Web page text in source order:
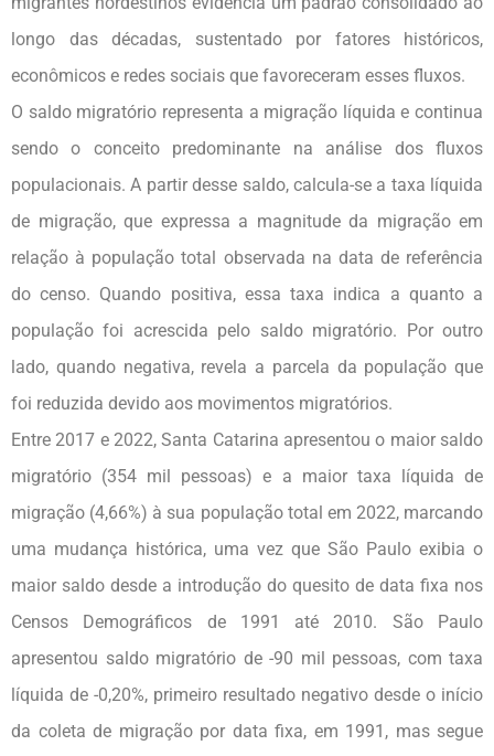
longo das décadas, sustentado por fatores históricos,
econômicos e redes sociais que favoreceram esses fluxos.
O saldo migratório representa a migração líquida e continua
sendo o conceito predominante na análise dos fluxos
populacionais. A partir desse saldo, calcula-se a taxa líquida
de migração, que expressa a magnitude da migração em
relação à população total observada na data de referência
do censo. Quando positiva, essa taxa indica a quanto a
população foi acrescida pelo saldo migratório. Por outro
lado, quando negativa, revela a parcela da população que
foi reduzida devido aos movimentos migratórios.
Entre 2017 e 2022, Santa Catarina apresentou o maior saldo
migratório (354 mil pessoas) e a maior taxa líquida de
migração (4,66%) à sua população total em 2022, marcando
uma mudança histórica, uma vez que São Paulo exibia o
maior saldo desde a introdução do quesito de data fixa nos
Censos Demográficos de 1991 até 2010. São Paulo
apresentou saldo migratório de -90 mil pessoas, com taxa
líquida de -0,20%, primeiro resultado negativo desde o início
da coleta de migração por data fixa, em 1991, mas segue